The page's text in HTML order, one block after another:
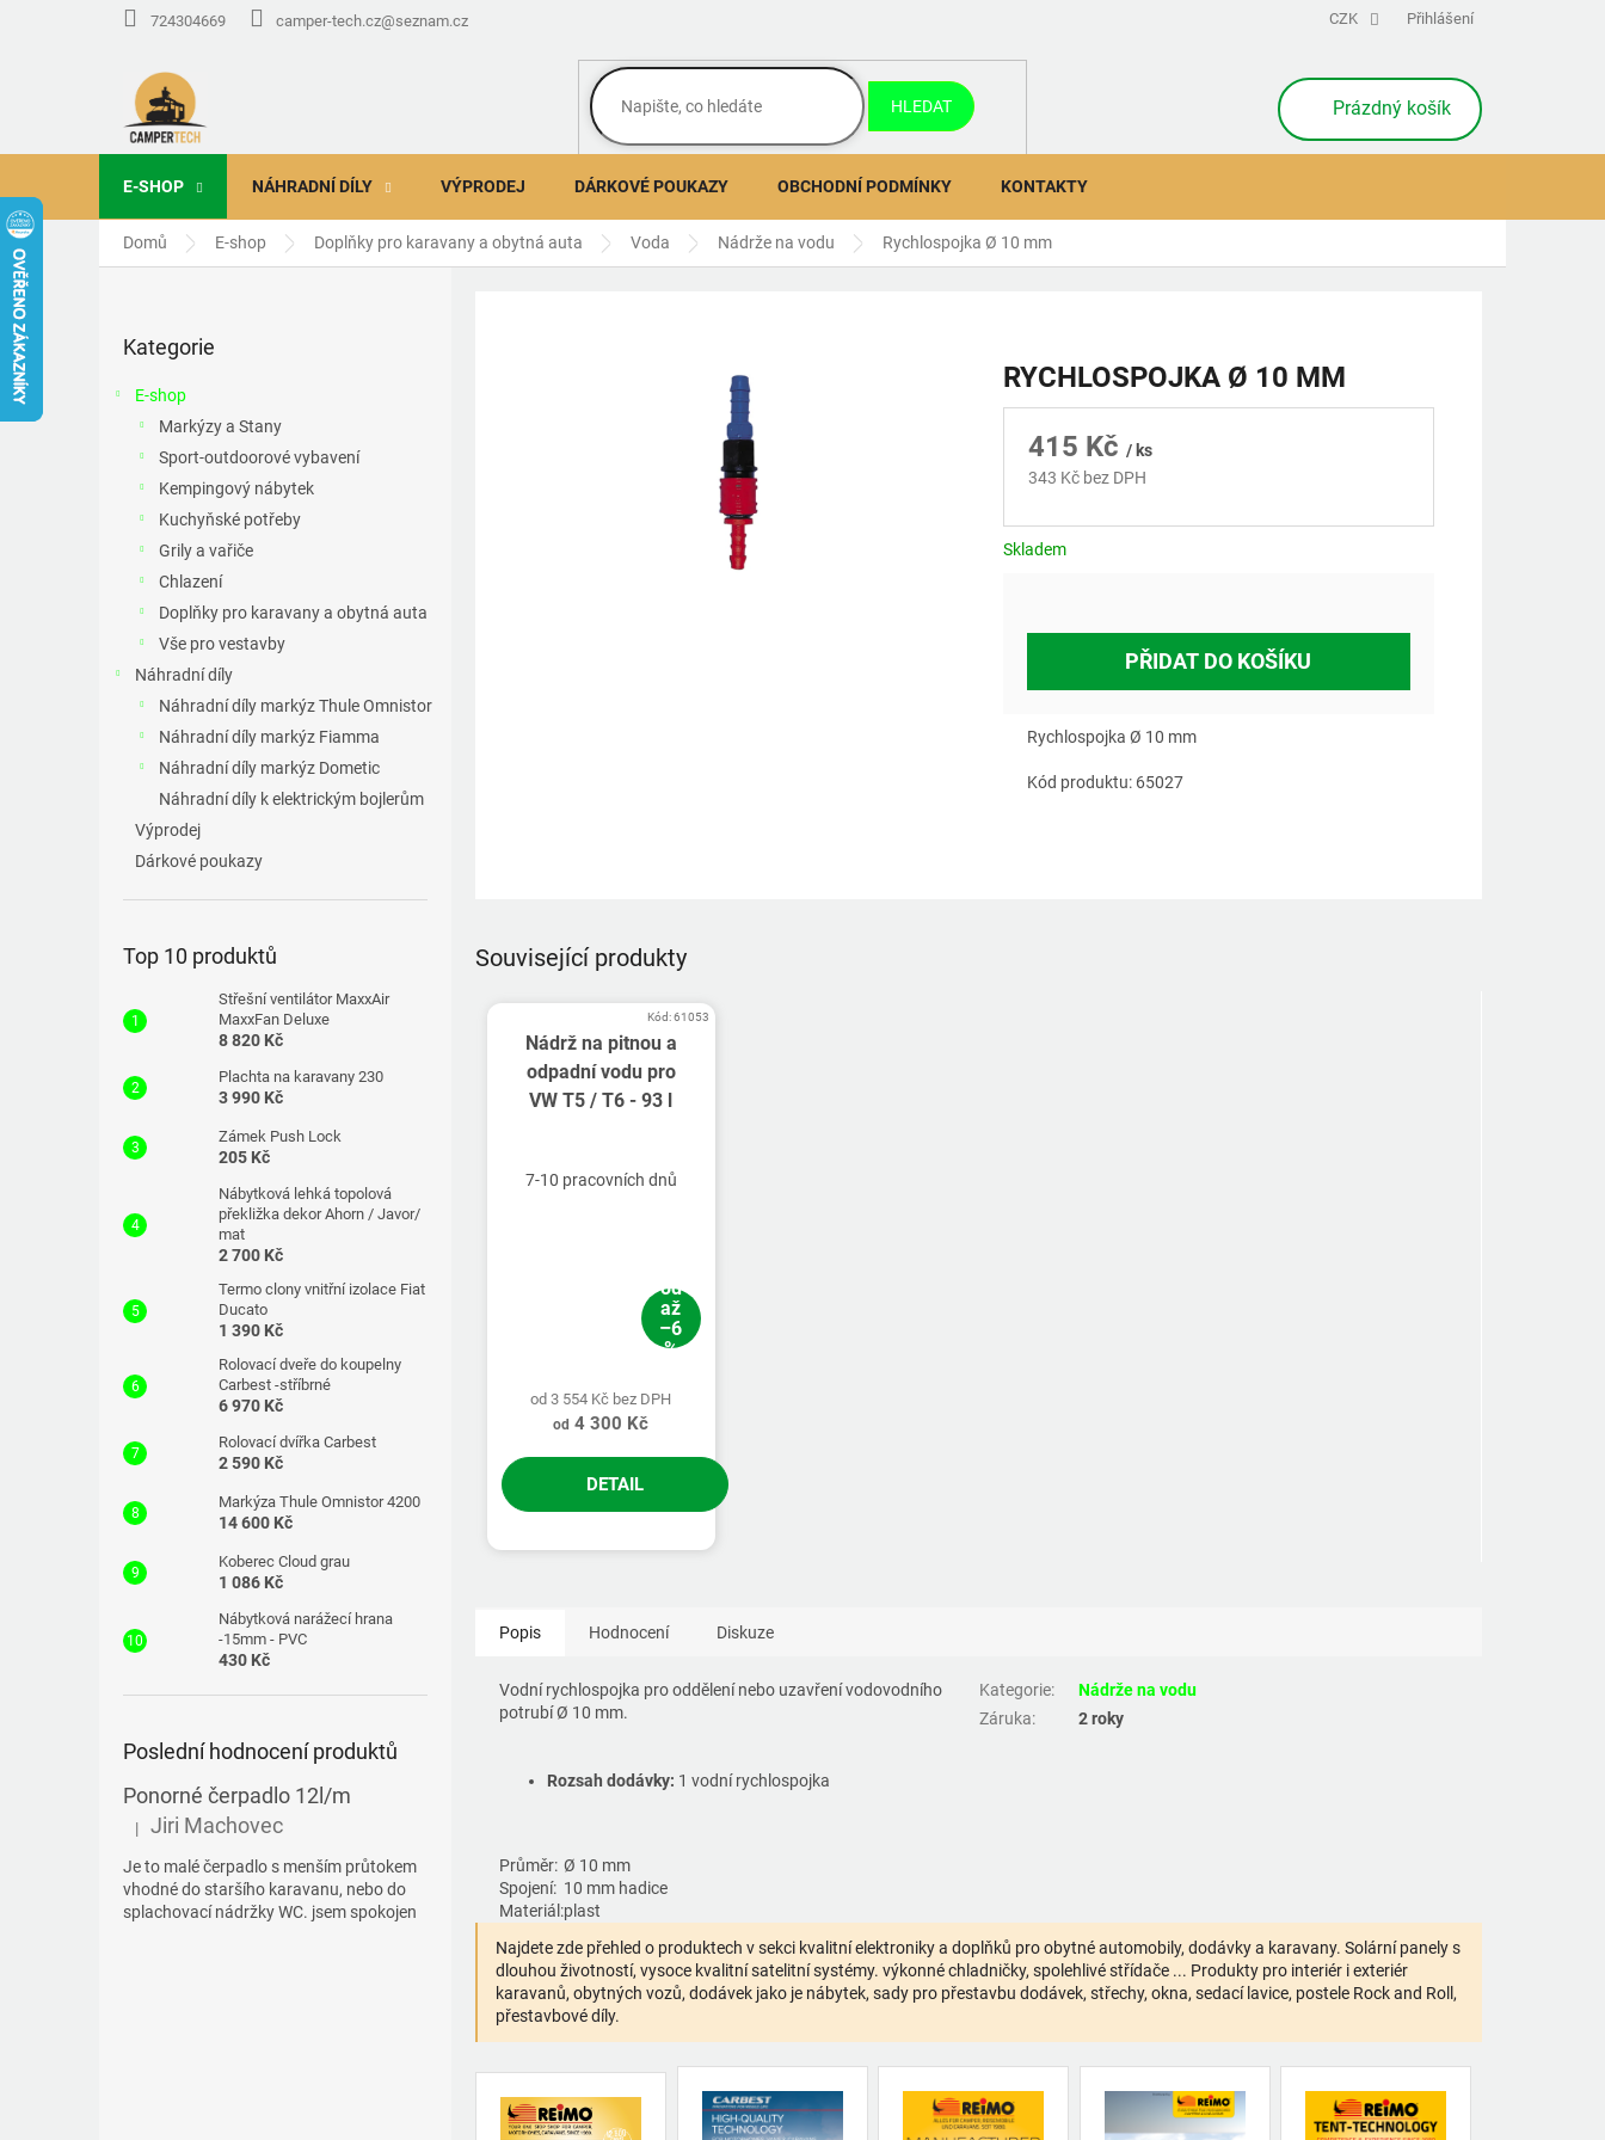
724304669 camper-tech.cz@seznam.cz CZK Přihlášení
HLEDAT
NÁKUPNÍ
KOŠÍK
Prázdný košík
E-SHOP NÁHRADNÍ DÍLY VÝPRODEJ DÁRKOVÉ POUKAZY OBCHODNÍ PODMÍNKY KONTAKTY
Domů E-shop Doplňky pro karavany a obytná auta Voda Nádrže na vodu Rychlospojka Ø 10 mm
kategorie
Kategorie
E-shop
Markýzy a Stany
Sport-outdoorové vybavení
Kempingový nábytek
Kuchyňské potřeby
Grily a vařiče
Chlazení
Doplňky pro karavany a obytná auta
Vše pro vestavby
Náhradní díly
Náhradní díly markýz Thule Omnistor
Náhradní díly markýz Fiamma
Náhradní díly markýz Dometic
Náhradní díly k elektrickým bojlerům
Výprodej
Dárkové poukazy
Top 10 produktů
Střešní ventilátor MaxxAir
MaxxFan Deluxe
8 820 Kč
Plachta na karavany 230
3 990 Kč
Zámek Push Lock
205 Kč
Nábytková lehká topolová
překližka dekor Ahorn / Javor/
mat
2 700 Kč
Termo clony vnitřní izolace Fiat
Ducato
1 390 Kč
Rolovací dveře do koupelny
Carbest -stříbrné
6 970 Kč
Rolovací dvířka Carbest
2 590 Kč
Markýza Thule Omnistor 4200
14 600 Kč
Koberec Cloud grau
1 086 Kč
Nábytková narážecí hrana
-15mm - PVC
430 Kč
Poslední hodnocení produktů
Ponorné čerpadlo 12l/m
Hodnocení produktu je 5 z 5 hvězdiček.
| Jiri Machovec
Je to malé čerpadlo s menším průtokem
vhodné do staršího karavanu, nebo do
splachovací nádržky WC. jsem spokojen
RYCHLOSPOJKA Ø 10 MM
415 Kč / ks
343 Kč bez DPH
Skladem
PŘIDAT DO KOŠÍKU
Rychlospojka Ø 10 mm
Kód produktu: 65027
Související produkty
Nádrž na pitnou a
odpadní vodu pro
VW T5 / T6 - 93 l
7-10 pracovních dnů
od
až
–6
%
od 3 554 Kč bez DPH
od 4 300 Kč
DETAIL
Kód:61053
Popis Hodnocení Diskuze
Vodní rychlospojka pro oddělení nebo uzavření vodovodního
potrubí Ø 10 mm.
Rozsah dodávky: 1 vodní rychlospojka
Průměr: Ø 10 mm
Spojení: 10 mm hadice
Materiál:plast
Kategorie:
Nádrže na vodu
Záruka: 2 roky
Najdete zde přehled o produktech v sekci kvalitní elektroniky a doplňků pro obytné automobily, dodávky a karavany. Solární panely s
dlouhou životností, vysoce kvalitní satelitní systémy. výkonné chladničky, spolehlivé střídače ... Produkty pro interiér i exteriér
karavanů, obytných vozů, dodávek jako je nábytek, sady pro přestavbu dodávek, střechy, okna, sedací lavice, postele Rock and Roll,
přestavbové díly.